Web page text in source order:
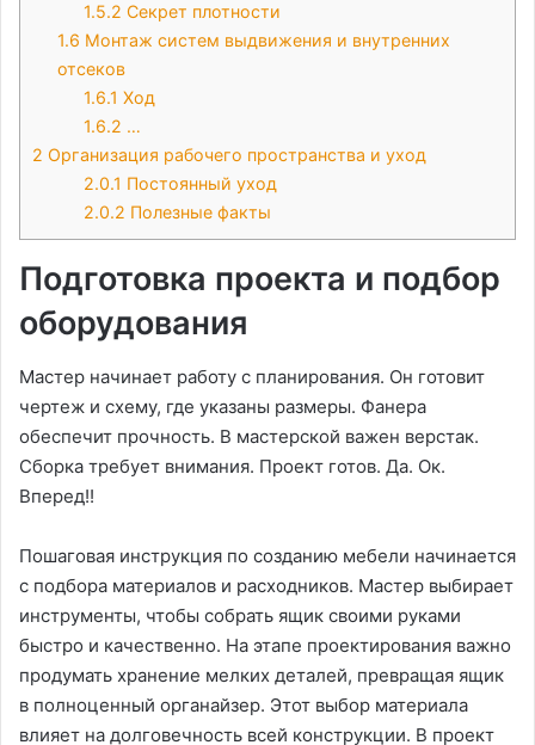
1.5.2 Секрет плотности
1.6 Монтаж систем выдвижения и внутренних
отсеков
1.6.1 Ход
1.6.2 …
2 Организация рабочего пространства и уход
2.0.1 Постоянный уход
2.0.2 Полезные факты
Подготовка проекта и подбор
оборудования
Мастер начинает работу с планирования. Он готовит
чертеж и схему, где указаны размеры. Фанера
обеспечит прочность. В мастерской важен верстак.
Сборка требует внимания. Проект готов. Да. Ок.
Вперед!!
Пошаговая инструкция по созданию мебели начинается
с подбора материалов и расходников. Мастер выбирает
инструменты, чтобы собрать ящик своими руками
быстро и качественно. На этапе проектирования важно
продумать хранение мелких деталей, превращая ящик
в полноценный органайзер. Этот выбор материала
влияет на долговечность всей конструкции. В проект